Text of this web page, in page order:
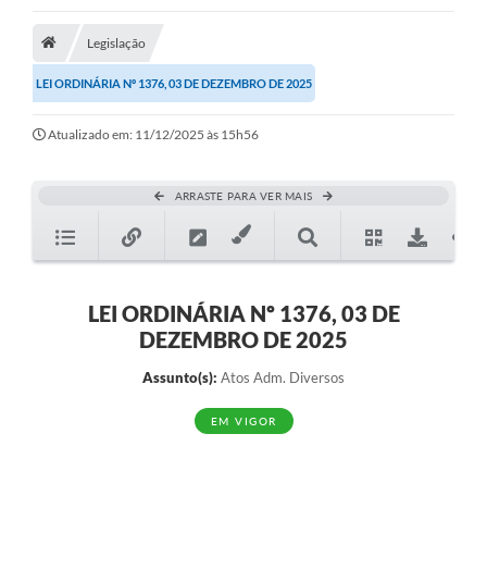
Transparência
Contratos
Audiências Públicas
Legislação
LEI ORDINÁRIA Nº 1376, 03 DE DEZEMBRO DE 2025
Atualizado em: 11/12/2025 às 15h56
ARRASTE PARA VER MAIS
LEI ORDINÁRIA Nº 1376, 03 DE
DEZEMBRO DE 2025
Assunto(s): Atos Adm. Diversos
EM VIGOR